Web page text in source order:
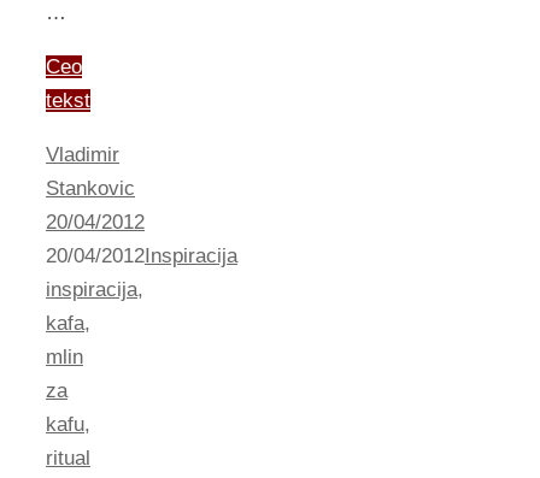
…
Ceo
tekst
Vladimir
Stankovic
20/04/2012
20/04/2012 Inspiracija
inspiracija,
kafa,
mlin
za
kafu,
ritual